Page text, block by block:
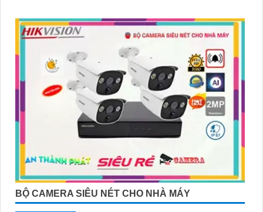
BỘ CAMERA SIÊU NÉT CHO NHÀ MÁY